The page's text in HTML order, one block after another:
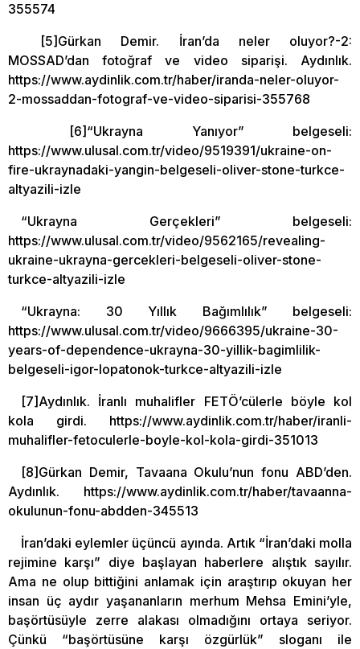
355574
[5]Gürkan Demir. İran’da neler oluyor?-2:
MOSSAD’dan fotoğraf ve video siparişi. Aydınlık.
https://www.aydinlik.com.tr/haber/iranda-neler-oluyor-
2-mossaddan-fotograf-ve-video-siparisi-355768
[6]“Ukrayna Yanıyor” belgeseli:
https://www.ulusal.com.tr/video/9519391/ukraine-on-
fire-ukraynadaki-yangin-belgeseli-oliver-stone-turkce-
altyazili-izle
“Ukrayna Gerçekleri” belgeseli:
https://www.ulusal.com.tr/video/9562165/revealing-
ukraine-ukrayna-gercekleri-belgeseli-oliver-stone-
turkce-altyazili-izle
“Ukrayna: 30 Yıllık Bağımlılık” belgeseli:
https://www.ulusal.com.tr/video/9666395/ukraine-30-
years-of-dependence-ukrayna-30-yillik-bagimlilik-
belgeseli-igor-lopatonok-turkce-altyazili-izle
[7]Aydınlık. İranlı muhalifler FETÖ’cülerle böyle kol
kola girdi. https://www.aydinlik.com.tr/haber/iranli-
muhalifler-fetoculerle-boyle-kol-kola-girdi-351013
[8]Gürkan Demir, Tavaana Okulu’nun fonu ABD’den.
Aydınlık. https://www.aydinlik.com.tr/haber/tavaanna-
okulunun-fonu-abdden-345513
İran’daki eylemler üçüncü ayında. Artık “İran’daki molla
rejimine karşı” diye başlayan haberlere alıştık sayılır.
Ama ne olup bittiğini anlamak için araştırıp okuyan her
insan üç aydır yaşananların merhum Mehsa Emini’yle,
başörtüsüyle zerre alakası olmadığını ortaya seriyor.
Çünkü “başörtüsüne karşı özgürlük” sloganı ile